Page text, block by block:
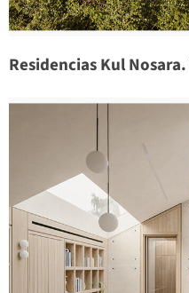
Residencias Kul Nosara.